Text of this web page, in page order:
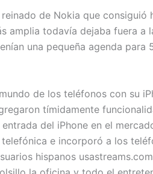
de Nokia que
amplia todavía dejaba fuera
una pequeña agenda
de los teléfonos con su
tímidamente
del iPhone en el
e incorporó a los
hispanos